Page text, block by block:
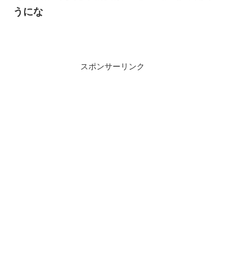
うにな
スポンサーリンク